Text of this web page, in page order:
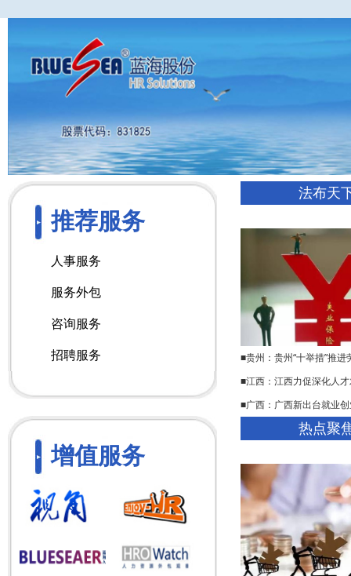
推荐服务
人事服务
服务外包
咨询服务
招聘服务
增值服务
法布天
■贵州：贵州“十举措”推
■江西：江西力促深化人
■广西：广西新出台就业
热点聚